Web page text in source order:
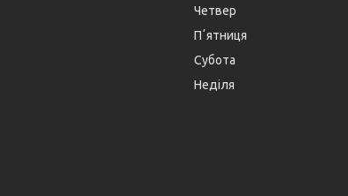
Четвер
Пʼятниця
Субота
Неділя